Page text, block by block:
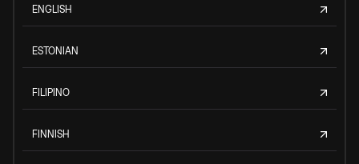
ENGLISH
ESTONIAN
FILIPINO
FINNISH